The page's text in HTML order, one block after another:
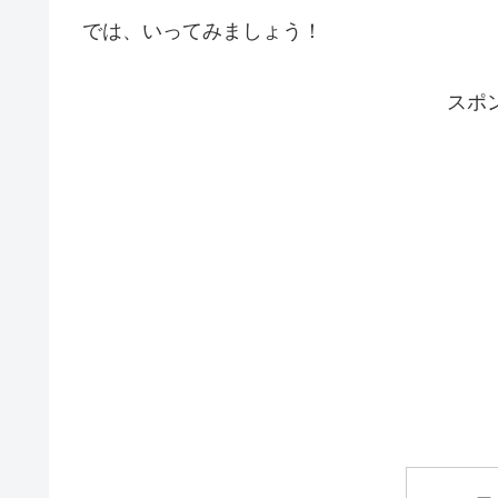
では、いってみましょう！
スポ